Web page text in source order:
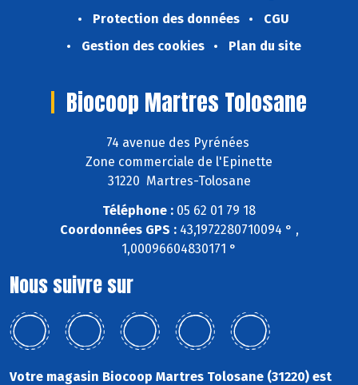
Protection des données
CGU
Gestion des cookies
Plan du site
Biocoop Martres Tolosane
74 avenue des Pyrénées
Zone commerciale de l'Epinette
31220 Martres-Tolosane
Téléphone : 05 62 01 79 18
Coordonnées GPS :43,1972280710094 ° ,
1,00096604830171 °
Nous suivre sur
Votre magasin Biocoop Martres Tolosane (31220) est